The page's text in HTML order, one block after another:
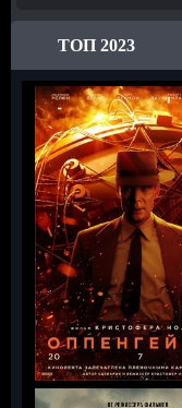
ТОП 2023